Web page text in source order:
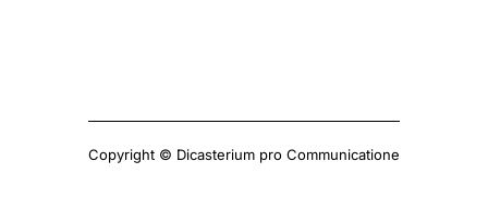
Copyright © Dicasterium pro Communicatione